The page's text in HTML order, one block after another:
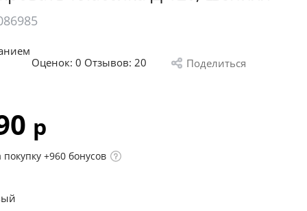
Оценок: 0 Отзывов: 20 Поделиться
р
+960 бонусов